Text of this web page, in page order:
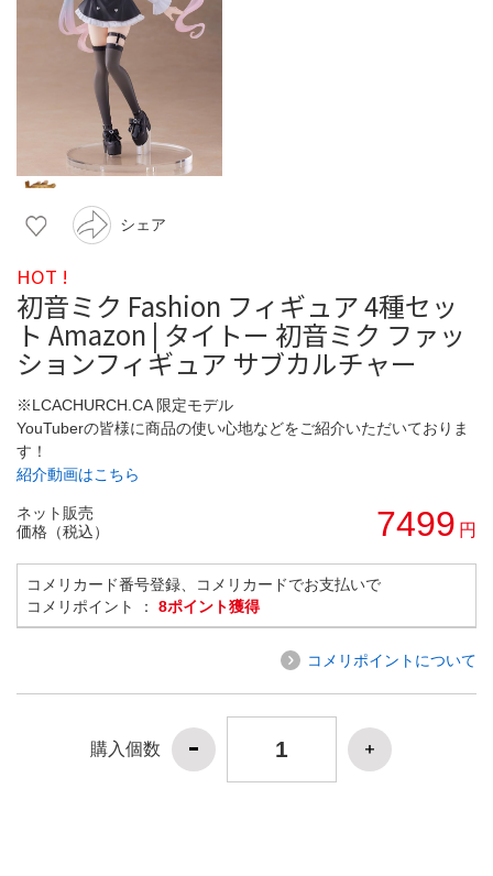
シェア
HOT !
初音ミク Fashion フィギュア 4種セッ
ト Amazon | タイトー 初音ミク ファッ
ションフィギュア サブカルチャー
※LCACHURCH.CA 限定モデル
YouTuberの皆様に商品の使い心地などをご紹介いただいておりま
す！
紹介動画はこちら
ネット販売
価格（税込）
7499 円
コメリカード番号登録、コメリカードでお支払いで
コメリポイント ： 8ポイント獲得
コメリポイントについて
購入個数